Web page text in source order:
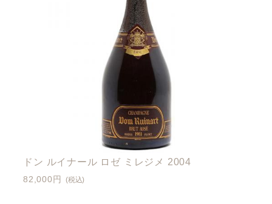
ドン ルイナール ロゼ ミレジメ 2004
82,000円 (税込)